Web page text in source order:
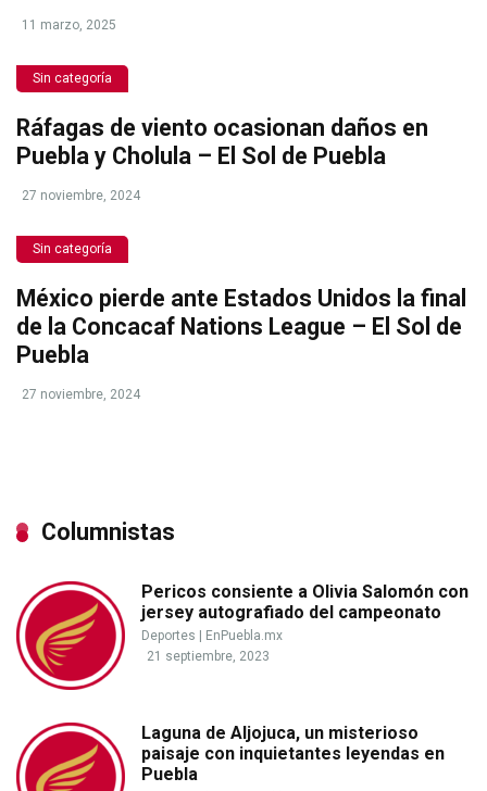
11 marzo, 2025
Sin categoría
Ráfagas de viento ocasionan daños en
Puebla y Cholula – El Sol de Puebla
27 noviembre, 2024
Sin categoría
México pierde ante Estados Unidos la final
de la Concacaf Nations League – El Sol de
Puebla
27 noviembre, 2024
Columnistas
Pericos consiente a Olivia Salomón con
jersey autografiado del campeonato
Deportes
EnPuebla.mx
21 septiembre, 2023
Laguna de Aljojuca, un misterioso
paisaje con inquietantes leyendas en
Puebla